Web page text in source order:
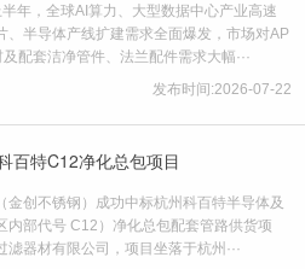
年，全球AI算力、大型数据中心产业高速
、半导体产线扩建需求全面爆发，市场对AP
配套洁净管件、法兰配件需求大幅···
发布时间:2026-07-22
百特C12净化总包项目
创不锈钢）成功中标杭州科百特半导体及
内部代号 C12）净化总包配套管路供货项
器材有限公司，项目坐落于杭州···